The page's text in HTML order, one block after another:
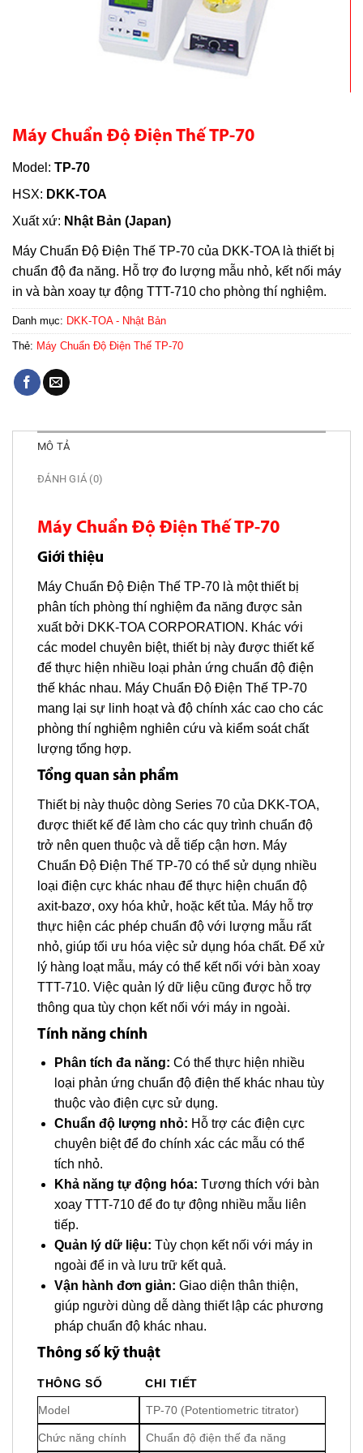
Máy Chuẩn Độ Điện Thế TP-70
Model: TP-70
HSX: DKK-TOA
Xuất xứ: Nhật Bản (Japan)
Máy Chuẩn Độ Điện Thế TP-70 của DKK-TOA là thiết bị
chuẩn độ đa năng. Hỗ trợ đo lượng mẫu nhỏ, kết nối máy
in và bàn xoay tự động TTT-710 cho phòng thí nghiệm.
Danh mục: DKK-TOA - Nhật Bản
Thẻ: Máy Chuẩn Độ Điện Thế TP-70
MÔ TẢ
ĐÁNH GIÁ (0)
Máy Chuẩn Độ Điện Thế TP-70
Giới thiệu
Máy Chuẩn Độ Điện Thế TP-70 là một thiết bị
phân tích phòng thí nghiệm đa năng được sản
xuất bởi DKK-TOA CORPORATION. Khác với
các model chuyên biệt, thiết bị này được thiết kế
để thực hiện nhiều loại phản ứng chuẩn độ điện
thế khác nhau. Máy Chuẩn Độ Điện Thế TP-70
mang lại sự linh hoạt và độ chính xác cao cho các
phòng thí nghiệm nghiên cứu và kiểm soát chất
lượng tổng hợp.
Tổng quan sản phẩm
Thiết bị này thuộc dòng Series 70 của DKK-TOA,
được thiết kế để làm cho các quy trình chuẩn độ
trở nên quen thuộc và dễ tiếp cận hơn. Máy
Chuẩn Độ Điện Thế TP-70 có thể sử dụng nhiều
loại điện cực khác nhau để thực hiện chuẩn độ
axit-bazơ, oxy hóa khử, hoặc kết tủa. Máy hỗ trợ
thực hiện các phép chuẩn độ với lượng mẫu rất
nhỏ, giúp tối ưu hóa việc sử dụng hóa chất. Để xử
lý hàng loạt mẫu, máy có thể kết nối với bàn xoay
TTT-710. Việc quản lý dữ liệu cũng được hỗ trợ
thông qua tùy chọn kết nối với máy in ngoài.
Tính năng chính
Phân tích đa năng: Có thể thực hiện nhiều
loại phản ứng chuẩn độ điện thế khác nhau tùy
thuộc vào điện cực sử dụng.
Chuẩn độ lượng nhỏ: Hỗ trợ các điện cực
chuyên biệt để đo chính xác các mẫu có thể
tích nhỏ.
Khả năng tự động hóa: Tương thích với bàn
xoay TTT-710 để đo tự động nhiều mẫu liên
tiếp.
Quản lý dữ liệu: Tùy chọn kết nối với máy in
ngoài để in và lưu trữ kết quả.
Vận hành đơn giản: Giao diện thân thiện,
giúp người dùng dễ dàng thiết lập các phương
pháp chuẩn độ khác nhau.
Thông số kỹ thuật
THÔNG SỐ CHI TIẾT
Model TP-70 (Potentiometric titrator)
Chức năng chính Chuẩn độ điện thế đa năng